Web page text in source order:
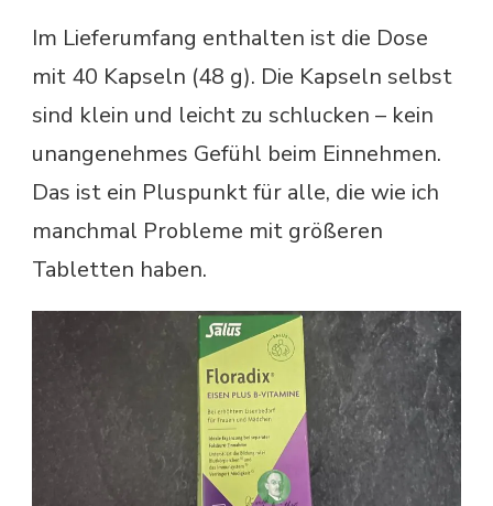
Im Lieferumfang enthalten ist die Dose
mit 40 Kapseln (48 g). Die Kapseln selbst
sind klein und leicht zu schlucken – kein
unangenehmes Gefühl beim Einnehmen.
Das ist ein Pluspunkt für alle, die wie ich
manchmal Probleme mit größeren
Tabletten haben.